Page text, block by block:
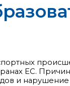
ЕС.
и